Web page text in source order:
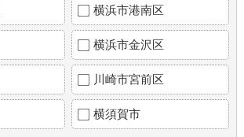
横浜市港南区
横浜市金沢区
川崎市宮前区
横須賀市